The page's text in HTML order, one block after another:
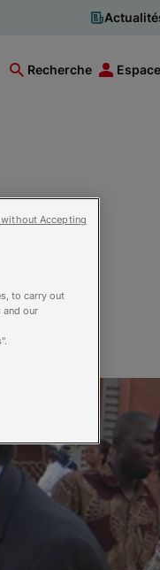
Recherche
to carry out
our
Accepting